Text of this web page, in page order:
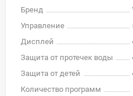
Бренд
Управление
Дисплей
Защита от протечек воды
Защита от детей
Количество программ